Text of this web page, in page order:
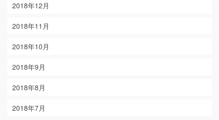
2018年12月
2018年11月
2018年10月
2018年9月
2018年8月
2018年7月